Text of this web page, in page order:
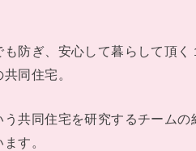
防ぎ、安心して暮らして頂く
同住宅。
共同住宅を研究するチームの
す。